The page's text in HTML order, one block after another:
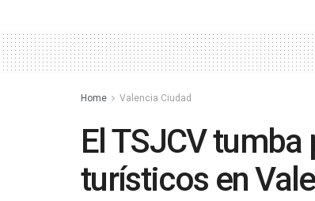
Home Valencia Ciudad
El TSJCV
turísticos en